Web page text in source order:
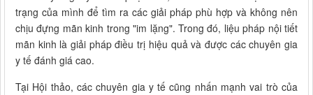
trạng của mình để tìm ra các giải pháp phù hợp và không nên
chịu đựng mãn kinh trong "im lặng". Trong đó, liệu pháp nội tiết
mãn kinh là giải pháp điều trị hiệu quả và được các chuyên gia
y tế đánh giá cao.
Tại Hội thảo, các chuyên gia y tế cũng nhấn mạnh vai trò của